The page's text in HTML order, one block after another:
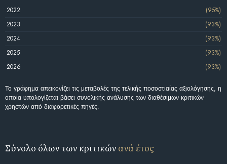
2022
(95%)
2023
(93%)
2024
(93%)
2025
(93%)
2026
(93%)
Το γράφημα απεικονίζει τις μεταβολές της τελικής ποσοστιαίας αξιολόγησης, η
οποία υπολογίζεται βάσει συνολικής ανάλυσης των διαθέσιμων κριτικών
χρηστών από διαφορετικές πηγές.
Σύνολο όλων των κριτικών ανά έτος